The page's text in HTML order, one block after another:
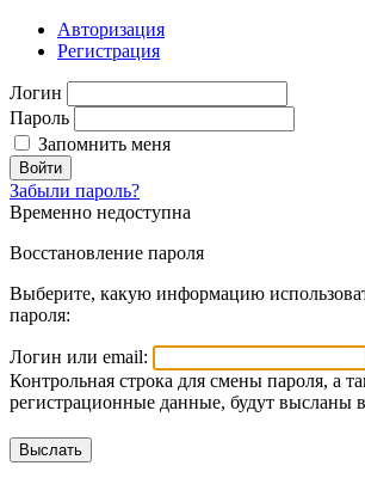
Авторизация
Регистрация
Логин
Пароль
Запомнить меня
Войти
Забыли пароль?
Временно недоступна
Восстановление пароля
Выберите, какую информацию
пароля:
Логин или email:
Контрольная строка для смены пароля, а
регистрационные данные, будут высланы